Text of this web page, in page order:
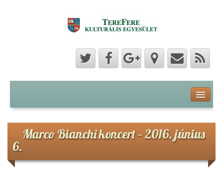
Hozzászólások
Marco Bianchi koncert – 2016. június
6.